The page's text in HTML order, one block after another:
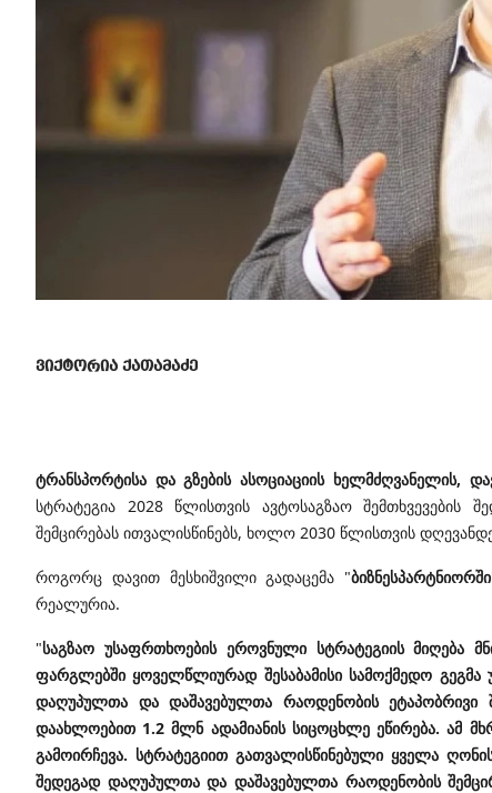
ვიქტორია ქათამაძე
ტრანსპორტისა და გზების ასოციაციის ხელმძღვანელის,
სტრატეგია 2028 წლისთვის ავტოსაგზაო
შემცირებას ითვალისწინებს, ხოლო 2030 წლისთვის
როგორც დავით მესხიშვილი გადაცემა "ბიზნესპარტნიორში
რეალურია.
"საგზაო უსაფრთხოების ეროვნული სტრატეგიის მიღება
ფარგლებში ყოველწლიურად შესაბამისი სამოქმედო გეგმა
დაღუპულთა და დაშავებულთა რაოდენობის ეტაპობრივი
დაახლოებით 1.2 მლნ ადამიანის სიცოცხლე ეწირება. ამ
გამოირჩევა. სტრატეგიით გათვალისწინებული ყველა
შედეგად დაღუპულთა და დაშავებულთა რაოდენობის